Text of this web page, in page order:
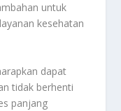
untuk
kesehatan
dapat
tidak berhenti
panjang